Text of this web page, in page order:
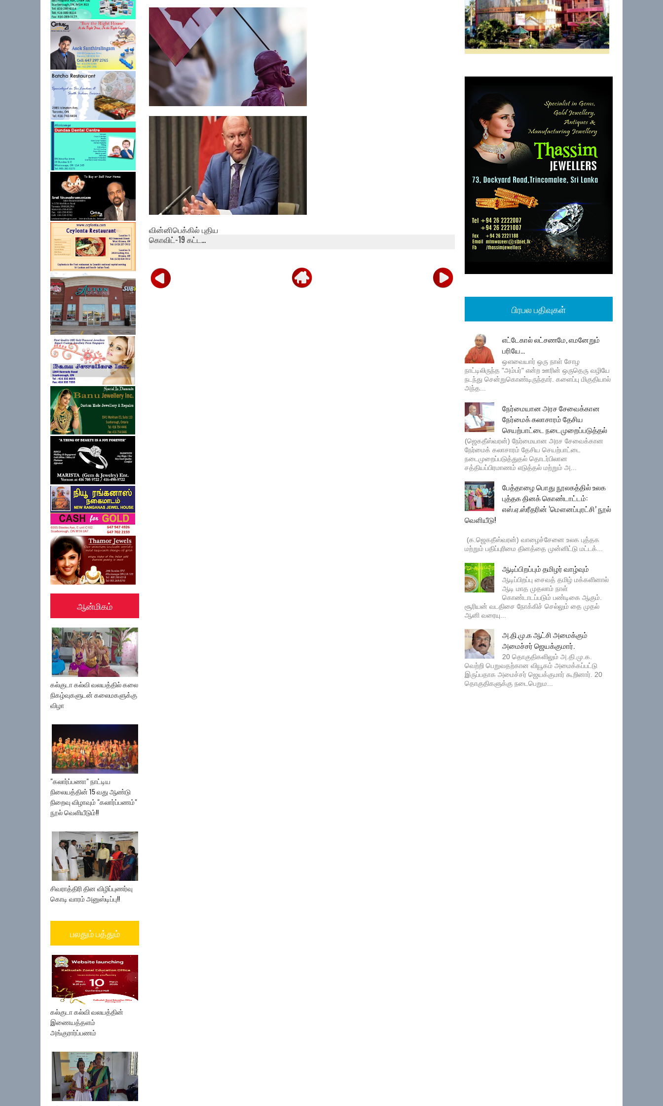
ஆன்மிகம்
கல்குடா கல்வி வலயத்தில் கலை
நிகழ்வுகளுடன் கலைமகளுக்கு
விழா
"கலார்ப்பணா" நாட்டிய
நிலையத்தின் 15 வது ஆண்டு
நிறைவு விழாவும் "கலார்ப்பணம்"
நூல் வெளியீடும்!!
சிவராத்திரி தின விழிப்புணர்வு
கொடி வாரம் அனுஸ்டிப்பு!!
பலதும் பத்தும்
கல்குடா கல்வி வலயத்தின்
இணையத்தளம்
அங்குரார்ப்பணம்
கனடாவில் 8.5 மில்லியனுக்கும்
அதிகமா...
ஹொங்கொங் தேசிய
பாதுகாப்பு சட்டம்: க...
வின்னிபெக்கில் புதிய
கொவிட்-19 கட்ட...
பிரபல பதிவுகள்
எட்டேகால் லட்சணமே, எமனேறும்
பரியே...
ஔவையார் ஒரு நாள் சோழ
நாட்டிலிருந்த "அம்பர்" என்ற ஊரின் ஒருதெரு வழியே
நடந்து சென்றுகொண்டிருந்தார். களைப்பு மிகுதியால்
அந்த...
நேர்மையான அரச சேவைக்கான
நேர்மைக் கலாசாரம் தேசிய
செயற்பாட்டை நடைமுறைப்படுத்தல்
(ஜெகதீஸ்வரன்) நேர்மையான அரச சேவைக்கான
நேர்மைக் கலாசாரம் தேசிய செயற்பாட்டை
நடைமுறைப்படுத்துதல் தொடர்பிலான
சத்தியப்பிரமாணம் எடுத்தல் மற்றும் அ...
பேத்தாழை பொது நூலகத்தில் உலக
புத்தக தினக் கொண்டாட்டம்:
எஸ்.ஏ.ஸ்ரீதரின் ‘மௌனப்புரட்சி’ நூல்
வெளியீடு!
(க.ஜெகதீஸ்வரன்) வாழைச்சேனை உலக புத்தக
மற்றும் பதிப்புரிமை தினத்தை முன்னிட்டு மட்டக்...
ஆடிப்பிறப்பும் தமிழர் வாழ்வும்
ஆடிப்பிறப்பு சைவத் தமிழ் மக்களினால்
ஆடி மாத முதலாம் நாள்
கொண்டாடப்படும் பண்டிகை ஆகும்.
சூரியன் வடதிசை நோக்கிச் செல்லும் தை முதல்
ஆனி வரையு...
அ.தி.மு.க ஆட்சி அமைக்கும்
அமைச்சர் ஜெயக்குமார்.
20 தொகுதிகளிலும் அ.தி.மு.க.
வெற்றி பெறுவதற்கான வியூகம் அமைக்கப்பட்டு
இருப்பதாக அமைச்சர் ஜெயக்குமார் கூறினார். 20
தொகுதிகளுக்கு நடைபெறும...